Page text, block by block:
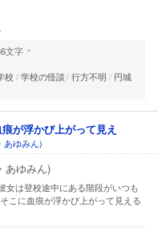
文字
校 学校の怪談 行方不明
円城
が浮かび上がって見え
あゆみん)
あゆみん)
女は登校途中にある階段がいつも
こに血痕が浮かび上がって見える